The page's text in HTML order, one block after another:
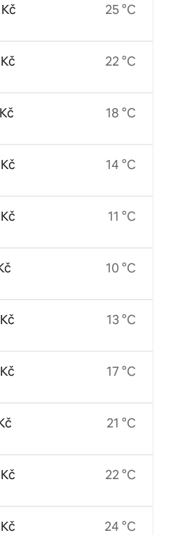
25 °C
22 °C
18 °C
14 °C
11 °C
10 °C
13 °C
17 °C
21 °C
22 °C
24 °C